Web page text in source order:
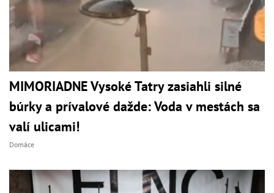
MIMORIADNE Vysoké Tatry zasiahli silné
búrky a prívalové dažde: Voda v mestách sa
valí ulicami!
Domáce